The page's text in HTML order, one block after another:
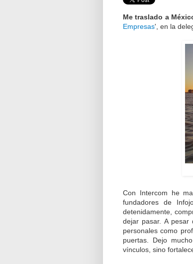
Me traslado a
Empresas', en la
Con Intercom he
fundadores de
detenidamente,
dejar pasar. A
personales como
puertas. Dejo
vínculos, sino